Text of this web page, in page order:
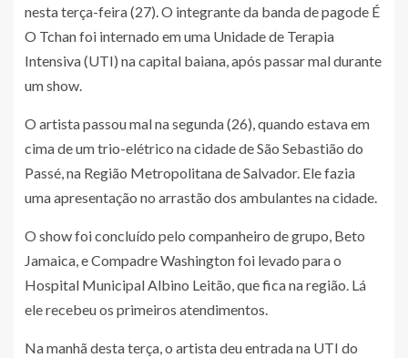
nesta terça-feira (27). O integrante da banda de pagode É
O Tchan foi internado em uma Unidade de Terapia
Intensiva (UTI) na capital baiana, após passar mal durante
um show.
O artista passou mal na segunda (26), quando estava em
cima de um trio-elétrico na cidade de São Sebastião do
Passé, na Região Metropolitana de Salvador. Ele fazia
uma apresentação no arrastão dos ambulantes na cidade.
O show foi concluído pelo companheiro de grupo, Beto
Jamaica, e Compadre Washington foi levado para o
Hospital Municipal Albino Leitão, que fica na região. Lá
ele recebeu os primeiros atendimentos.
Na manhã desta terça, o artista deu entrada na UTI do